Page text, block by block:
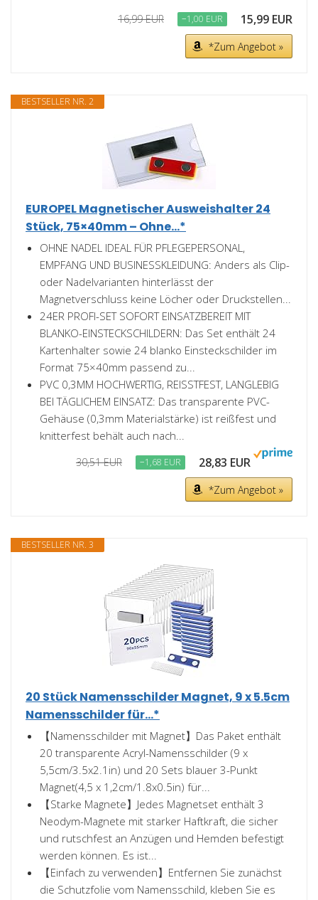
16,99 EUR −1,00 EUR 15,99 EUR
*Zum Angebot »
BESTSELLER NR. 2
EUROPEL Magnetischer Ausweishalter 24
Stück, 75×40mm – Ohne...*
OHNE NADEL IDEAL FÜR PFLEGEPERSONAL,
EMPFANG UND BUSINESSKLEIDUNG: Anders als Clip-
oder Nadelvarianten hinterlässt der
Magnetverschluss keine Löcher oder Druckstellen...
24ER PROFI-SET SOFORT EINSATZBEREIT MIT
BLANKO-EINSTECKSCHILDERN: Das Set enthält 24
Kartenhalter sowie 24 blanko Einsteckschilder im
Format 75×40mm passend zu...
PVC 0,3MM HOCHWERTIG, REISSTFEST, LANGLEBIG
BEI TÄGLICHEM EINSATZ: Das transparente PVC-
Gehäuse (0,3mm Materialstärke) ist reißfest und
knitterfest behält auch nach...
30,51 EUR −1,68 EUR 28,83 EUR
*Zum Angebot »
BESTSELLER NR. 3
20 Stück Namensschilder Magnet, 9 x 5.5cm
Namensschilder für...*
【Namensschilder mit Magnet】Das Paket enthält
20 transparente Acryl-Namensschilder (9 x
5,5cm/3.5x2.1in) und 20 Sets blauer 3-Punkt
Magnet(4,5 x 1,2cm/1.8x0.5in) für...
【Starke Magnete】Jedes Magnetset enthält 3
Neodym-Magnete mit starker Haftkraft, die sicher
und rutschfest an Anzügen und Hemden befestigt
werden können. Es ist...
【Einfach zu verwenden】Entfernen Sie zunächst
die Schutzfolie vom Namensschild, kleben Sie es